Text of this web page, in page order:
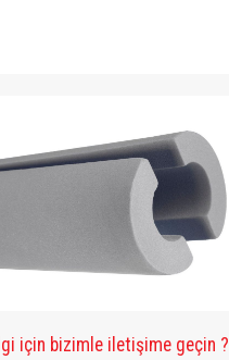
için bizimle iletişime geçin ?